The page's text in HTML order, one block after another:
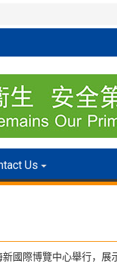
Us
國際博覽中心舉行，展